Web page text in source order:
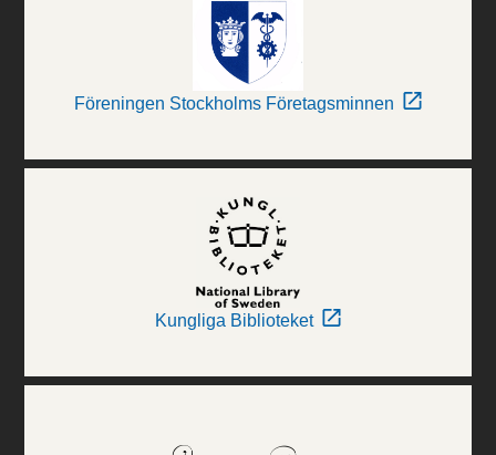
Föreningen Stockholms Företagsminnen
Kungliga Biblioteket